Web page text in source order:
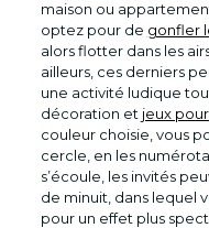
maison ou
optez pour de gonfler
alors flotter dans les
ailleurs, ces derniers
une activité ludique
décoration et jeux
couleur choisie, vous
cercle, en les
s’écoule, les invités
de minuit, dans lequel
pour un effet plus